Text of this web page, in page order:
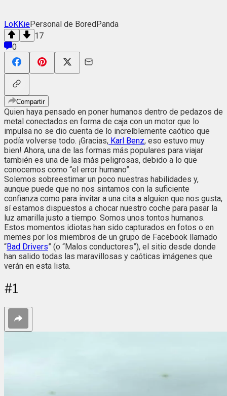
LoKKiePersonal de BoredPanda
17
0
Compartir
Quien haya pensado en poner humanos dentro de pedazos de
metal conectados en forma de caja con un motor que lo
impulsa no se dio cuenta de lo increíblemente caótico que
podía volverse todo. ¡Gracias, Karl Benz, eso estuvo muy
bien! Ahora, una de las formas más populares para viajar
también es una de las más peligrosas, debido a lo que
conocemos como “el error humano”.
Solemos sobreestimar un poco nuestras habilidades y,
aunque puede que no nos sintamos con la suficiente
confianza como para invitar a una cita a alguien que nos gusta,
sí estamos dispuestos a chocar nuestro coche para pasar la
luz amarilla justo a tiempo. Somos unos tontos humanos.
Estos momentos idiotas han sido capturados en fotos o en
memes por los miembros de un grupo de Facebook llamado
“Bad Drivers” (o “Malos conductores”), el sitio desde donde
han salido todas las maravillosas y caóticas imágenes que
verán en esta lista.
#1